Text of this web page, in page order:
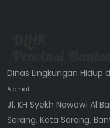
Dinas Lingkungan Hidup
Alamat :
Jl. KH Syekh Nawawi Al
Serang, Kota Serang,